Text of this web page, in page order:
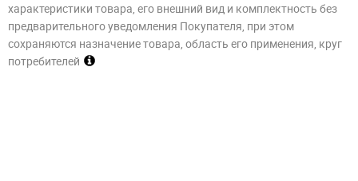
характеристики товара, его внешний вид и комплектность без
предварительного уведомления Покупателя, при этом
сохраняются назначение товара, область его применения, круг
потребителей